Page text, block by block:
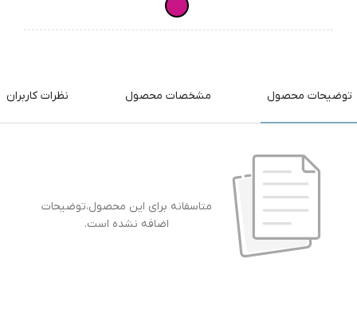
توضیحات محصول مشخصات محصول نظرات کاربران
متاسفانه برای این محصول،توضیحات
اضافه نشده است.